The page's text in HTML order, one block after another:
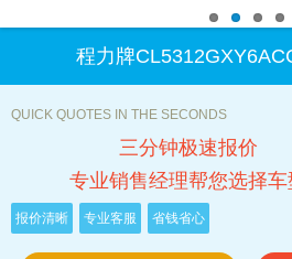
程力牌
QUICK QUOTES IN THE SECONDS
三分钟极速报价
专业销售经理帮您选择车
报价清晰 专业客服 省钱省心